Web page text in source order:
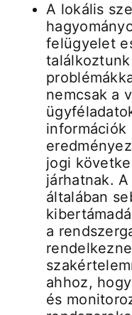
A lokális
felügyelet
nemcsak a
információk
jogi
járhatnak.
általában
a
ahhoz,
és